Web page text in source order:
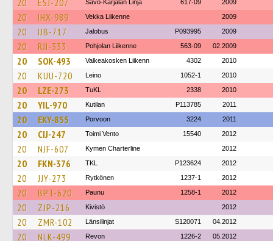
20 ESJ-207 Savo-Karjalan Linja 617-09 2009
20 IHX-989 Vekka Liikenne 2009
20 IJB-717 Jalobus P093995 2009
20 RJI-333 Pohjolan Liikenne 563-09 02.2009
20 SOK-493 Valkeakosken Liikenn 4302 2010
20 KUU-720 Leino 1052-1 2010
20 LZE-273 TuKL 2338 2010
20 YIL-970 Kutilan P113785 2011
20 EKY-855 Porvoon 3224 2011
20 CIJ-247 Toimi Vento 15540 2012
20 NJF-607 Kymen Charterline 2012
20 FKN-376 TKL P123624 2012
20 JJY-273 Rytkönen 1237-1 2012
20 BPT-620 Paunu 1258-1 2012
20 ZJP-216 Kivistö 2012
20 ZMR-102 Länsilinjat S120071 04.2012
20 NLK-499 Revon 1226-2 05.2012